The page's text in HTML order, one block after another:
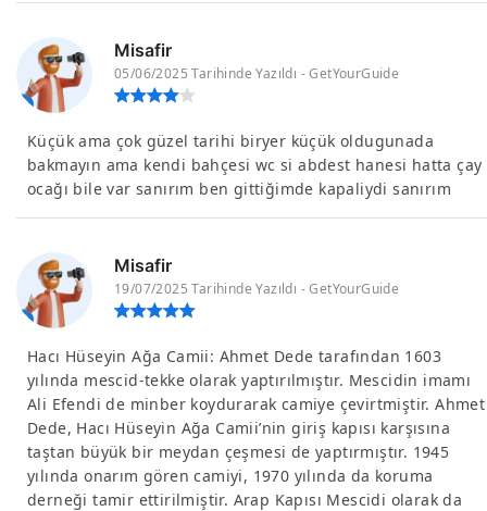
Misafir
05/06/2025 Tarihinde Yazıldı - GetYourGuide
Küçük ama çok güzel tarihi biryer küçük oldugunada
bakmayın ama kendi bahçesi wc si abdest hanesi hatta çay
ocağı bile var sanırım ben gittiğimde kapaliydi sanırım
Misafir
19/07/2025 Tarihinde Yazıldı - GetYourGuide
Hacı Hüseyin Ağa Camii: Ahmet Dede tarafından 1603
yılında mescid-tekke olarak yaptırılmıştır. Mescidin imamı
Ali Efendi de minber koydurarak camiye çevirtmiştir. Ahmet
Dede, Hacı Hüseyin Ağa Camii’nin giriş kapısı karşısına
taştan büyük bir meydan çeşmesi de yaptırmıştır. 1945
yılında onarım gören camiyi, 1970 yılında da koruma
derneği tamir ettirilmiştir. Arap Kapısı Mescidi olarak da